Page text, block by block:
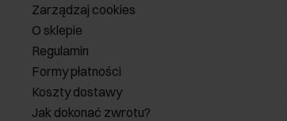
Zarządzaj cookies
O sklepie
Regulamin
Formy płatności
Koszty dostawy
Jak dokonać zwrotu?